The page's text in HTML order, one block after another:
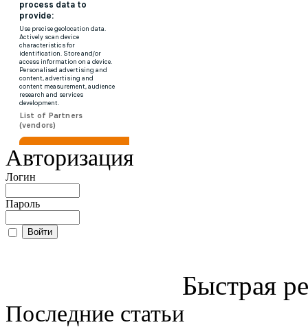
Авторизация
Логин
Пароль
Быстрая
Последние статьи